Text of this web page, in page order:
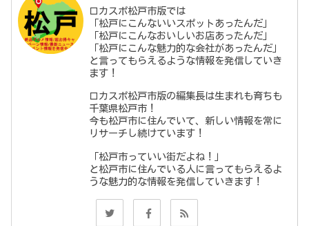
ロカスポ松戸市版では
「松戸にこんないいスポットあったんだ」
「松戸にこんなおいしいお店あったんだ」
「松戸にこんな魅力的な会社があったんだ」
と言ってもらえるような情報を発信していき
ます！
ロカスポ松戸市版の編集長は生まれも育ちも
千葉県松戸市！
今も松戸市に住んでいて、新しい情報を常に
リサーチし続けています！
「松戸市っていい街だよね！」
と松戸市に住んでいる人に言ってもらえるよ
うな魅力的な情報を発信していきます！